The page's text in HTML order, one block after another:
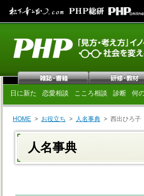
日に新た 恋愛相談 こころ相談 診断 何
HOME お役立ち 人名事典 西出ひろ子
人名事典